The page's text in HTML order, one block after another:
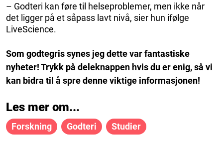
– Godteri kan føre til helseproblemer, men ikke når
det ligger på et såpass lavt nivå, sier hun ifølge
LiveScience.
Som godtegris synes jeg dette var fantastiske
nyheter! Trykk på deleknappen hvis du er enig, så vi
kan bidra til å spre denne viktige informasjonen!
Les mer om...
Forskning Godteri Studier